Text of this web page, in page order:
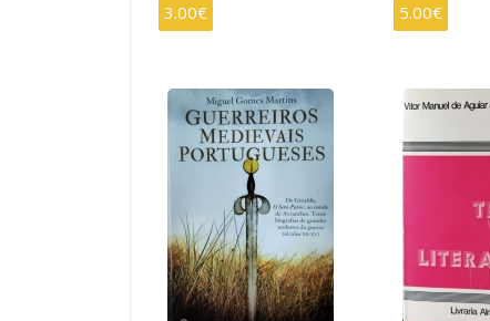
3.00€ 5.00€